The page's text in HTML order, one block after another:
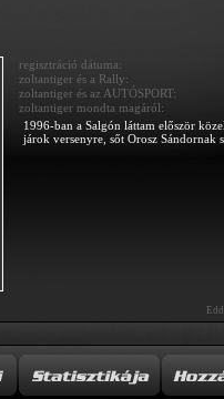
regisztráció dátuma:
zoltantiger és a Rally:
zoltantiger és az AUTÓSPORT:
zoltantiger mondta magáról:
1996-ban a Salgón láttam először
járok versenyre, sőt Orosz Sándornak